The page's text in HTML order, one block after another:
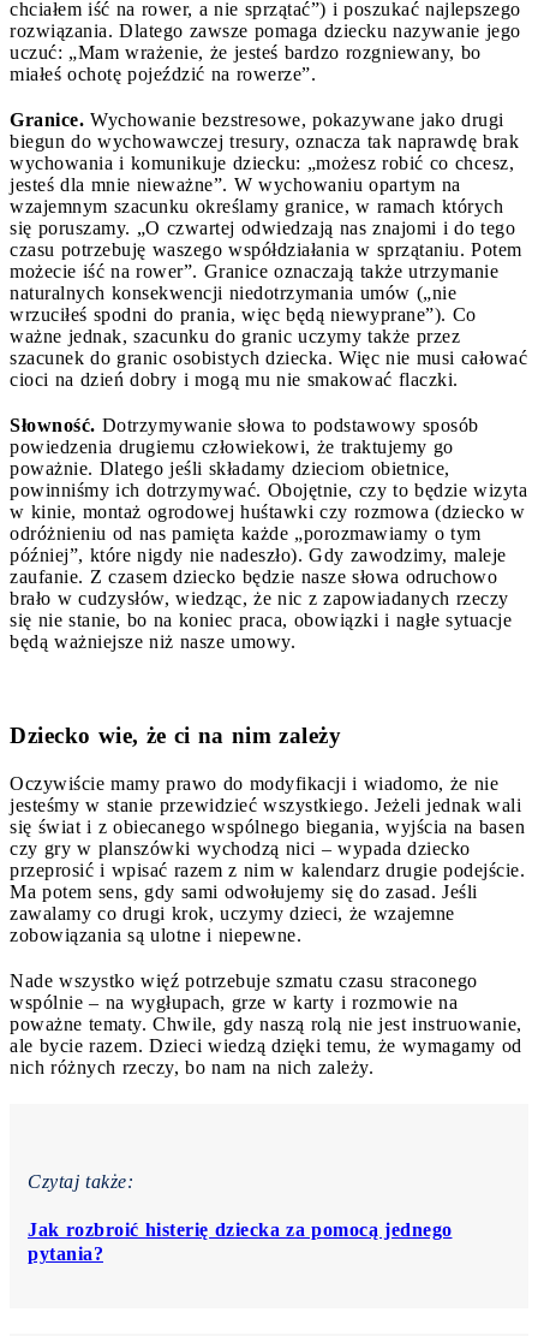
chciałem iść na rower, a nie sprzątać”) i poszukać najlepszego
rozwiązania. Dlatego zawsze pomaga dziecku nazywanie jego
uczuć: „Mam wrażenie, że jesteś bardzo rozgniewany, bo
miałeś ochotę pojeździć na rowerze”.
Granice. Wychowanie bezstresowe, pokazywane jako drugi
biegun do wychowawczej tresury, oznacza tak naprawdę brak
wychowania i komunikuje dziecku: „możesz robić co chcesz,
jesteś dla mnie nieważne”. W wychowaniu opartym na
wzajemnym szacunku określamy granice, w ramach których
się poruszamy. „O czwartej odwiedzają nas znajomi i do tego
czasu potrzebuję waszego współdziałania w sprzątaniu. Potem
możecie iść na rower”. Granice oznaczają także utrzymanie
naturalnych konsekwencji niedotrzymania umów („nie
wrzuciłeś spodni do prania, więc będą niewyprane”). Co
ważne jednak, szacunku do granic uczymy także przez
szacunek do granic osobistych dziecka. Więc nie musi całować
cioci na dzień dobry i mogą mu nie smakować flaczki.
Słowność. Dotrzymywanie słowa to podstawowy sposób
powiedzenia drugiemu człowiekowi, że traktujemy go
poważnie. Dlatego jeśli składamy dzieciom obietnice,
powinniśmy ich dotrzymywać. Obojętnie, czy to będzie wizyta
w kinie, montaż ogrodowej huśtawki czy rozmowa (dziecko w
odróżnieniu od nas pamięta każde „porozmawiamy o tym
później”, które nigdy nie nadeszło). Gdy zawodzimy, maleje
zaufanie. Z czasem dziecko będzie nasze słowa odruchowo
brało w cudzysłów, wiedząc, że nic z zapowiadanych rzeczy
się nie stanie, bo na koniec praca, obowiązki i nagłe sytuacje
będą ważniejsze niż nasze umowy.
Dziecko wie, że ci na nim zależy
Oczywiście mamy prawo do modyfikacji i wiadomo, że nie
jesteśmy w stanie przewidzieć wszystkiego. Jeżeli jednak wali
się świat i z obiecanego wspólnego biegania, wyjścia na basen
czy gry w planszówki wychodzą nici – wypada dziecko
przeprosić i wpisać razem z nim w kalendarz drugie podejście.
Ma potem sens, gdy sami odwołujemy się do zasad. Jeśli
zawalamy co drugi krok, uczymy dzieci, że wzajemne
zobowiązania są ulotne i niepewne.
Nade wszystko więź potrzebuje szmatu czasu straconego
wspólnie – na wygłupach, grze w karty i rozmowie na
poważne tematy. Chwile, gdy naszą rolą nie jest instruowanie,
ale bycie razem. Dzieci wiedzą dzięki temu, że wymagamy od
nich różnych rzeczy, bo nam na nich zależy.
Czytaj także:
Jak rozbroić histerię dziecka za pomocą jednego
pytania?